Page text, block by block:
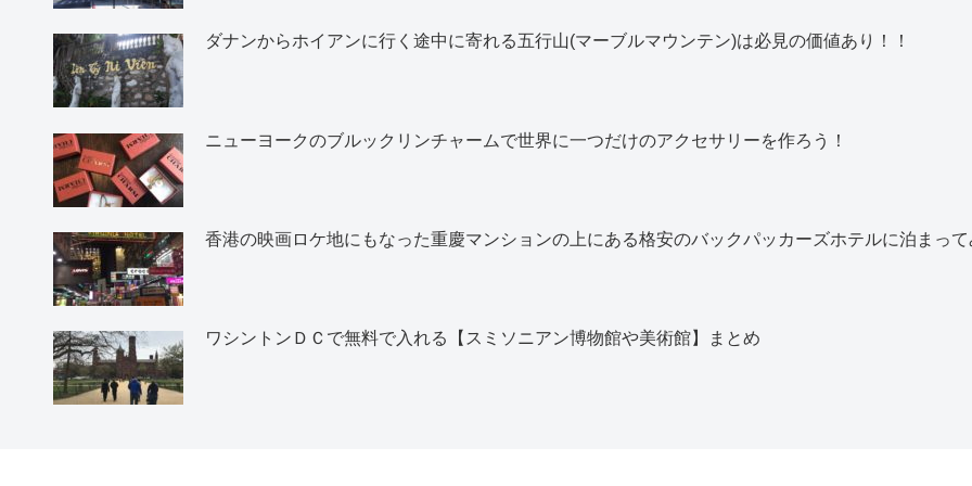
ダナンからホイアンに行く途中に寄れる五行山(マーブルマウンテン)は必見の価値あり！！
ニューヨークのブルックリンチャームで世界に一つだけのアクセサリーを作ろう！
香港の映画ロケ地にもなった重慶マンションの上にある格安のバックパッカーズホテルに泊まっ
ワシントンＤＣで無料で入れる【スミソニアン博物館や美術館】まとめ